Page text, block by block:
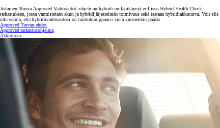
Jokainen Toyota Approved Vaihtoautot -ohjelman hybridi on läpikäynyt erillisen Hybrid Health Check -
tarkastuksen, jossa varmistetaan akun ja hybridijärjestelmän toimivuus sekä taataan hybridiakkuturva. Voit siis
olla varma, että hybridivaihtoautosi on luottokumppanisi vielä vuosienkin päästä.
Approved Turvan ehdot
Approved tarkastusohjelma
Akkuturva